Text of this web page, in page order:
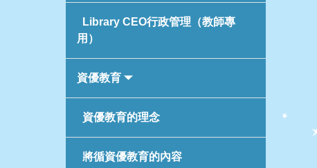
Library CEO行政管理（教師專
用）
資優教育
資優教育的理念
將循資優教育的內容